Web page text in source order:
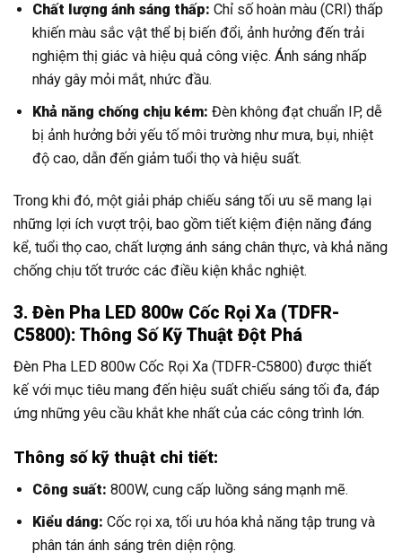
Chất lượng ánh sáng thấp: Chỉ số hoàn màu (CRI) thấp
khiến màu sắc vật thể bị biến đổi, ảnh hưởng đến trải
nghiệm thị giác và hiệu quả công việc. Ánh sáng nhấp
nháy gây mỏi mắt, nhức đầu.
Khả năng chống chịu kém: Đèn không đạt chuẩn IP, dễ
bị ảnh hưởng bởi yếu tố môi trường như mưa, bụi, nhiệt
độ cao, dẫn đến giảm tuổi thọ và hiệu suất.
Trong khi đó, một giải pháp chiếu sáng tối ưu sẽ mang lại
những lợi ích vượt trội, bao gồm tiết kiệm điện năng đáng
kể, tuổi thọ cao, chất lượng ánh sáng chân thực, và khả năng
chống chịu tốt trước các điều kiện khắc nghiệt.
3. Đèn Pha LED 800w Cốc Rọi Xa (TDFR-
C5800): Thông Số Kỹ Thuật Đột Phá
Đèn Pha LED 800w Cốc Rọi Xa (TDFR-C5800) được thiết
kế với mục tiêu mang đến hiệu suất chiếu sáng tối đa, đáp
ứng những yêu cầu khắt khe nhất của các công trình lớn.
Thông số kỹ thuật chi tiết:
Công suất: 800W, cung cấp luồng sáng mạnh mẽ.
Kiểu dáng: Cốc rọi xa, tối ưu hóa khả năng tập trung và
phân tán ánh sáng trên diện rộng.